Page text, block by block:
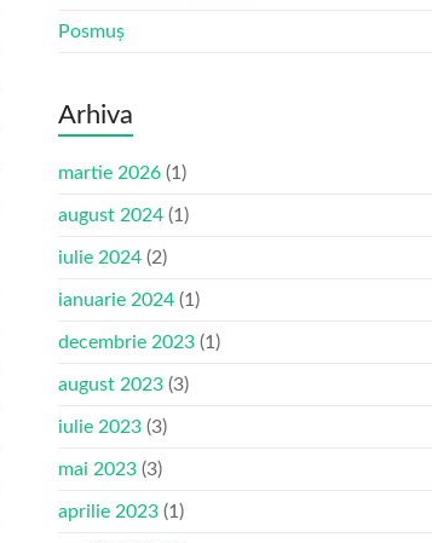
Posmuș
Arhiva
martie 2026 (1)
august 2024 (1)
iulie 2024 (2)
ianuarie 2024 (1)
decembrie 2023 (1)
august 2023 (3)
iulie 2023 (3)
mai 2023 (3)
aprilie 2023 (1)